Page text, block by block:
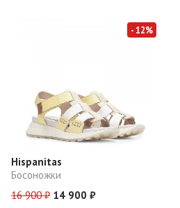
- 12%
Hispanitas
Босоножки
16 900 ₽ 14 900 ₽